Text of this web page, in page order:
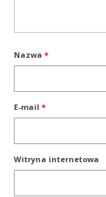
Nazwa *
E-mail *
Witryna internetowa